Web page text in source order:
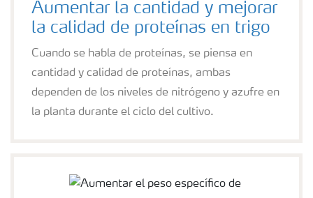
Aumentar la cantidad y mejorar
la calidad de proteínas en trigo
Cuando se habla de proteínas, se piensa en
cantidad y calidad de proteínas, ambas
dependen de los niveles de nitrógeno y azufre en
la planta durante el ciclo del cultivo.